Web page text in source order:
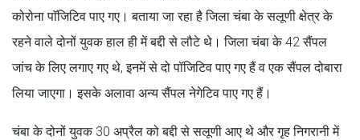
कोरोना पाॅजिटिव पाए गए। बताया जा रहा है जिला चंबा के सलूणी क्षेत्र के
रहने वाले दोनों युवक हाल ही में बद्दी से लौटे थे। जिला चंबा के 42 सैंपल
जांच के लिए लगाए गए थे, इनमें से दो पॉजिटिव पाए गए हैं व एक सैंपल दोबारा
लिया जाएगा। इसके अलावा अन्य सैंपल नेगेटिव पाए गए हैं।
चंबा के दोनों युवक 30 अप्रैल को बद्दी से सलूणी आए थे और गृह निगरानी में